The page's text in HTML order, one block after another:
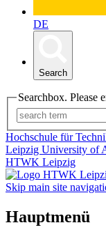
DE
Search
Searchbox. Please
Hochschule für
Leipzig University of
HTWK Leipzig
Skip main site
Hauptmenü